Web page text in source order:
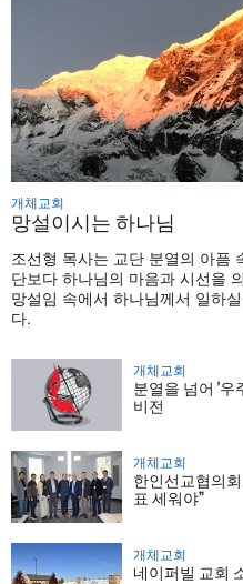
개체교회
망설이시는 하나님
조선형 목사는 교단 분열의 아픔
단보다 하나님의 마음과 시선을
망설임 속에서 하나님께서 일하
다.
개체교회
분열을 넘어 '우
비전
개체교회
한인선교협의
표 세워야”
개체교회
네이퍼빌 교회